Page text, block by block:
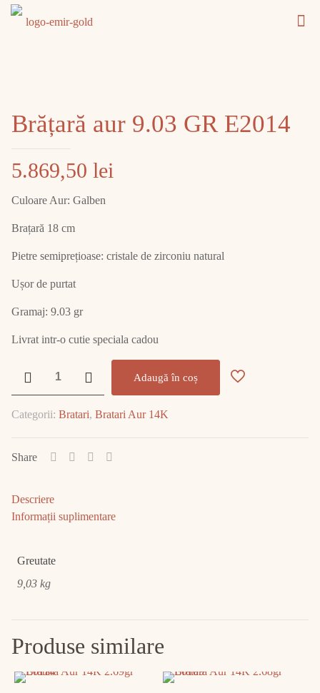
Brățară aur 9.03 GR E2014
5.869,50 lei
Culoare Aur: Galben
Brațară 18 cm
Pietre semiprețioase: cristale de zirconiu natural
Ușor de purtat
Gramaj: 9.03 gr
Livrat intr-o cutie speciala cadou
Brățară
9.03
E2014
Adaugă în coș
Categorii: Bratari, Bratari Aur 14K
Share
Descriere
Informații suplimentare
Greutate
9,03 kg
Produse similare